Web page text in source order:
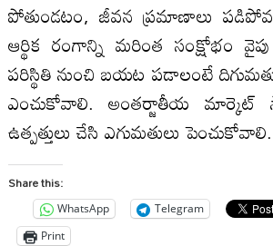
పోతుండటం, జీవన ప్రమాణాలు
ఆర్థిక రంగాన్ని మరింత సంక్షోభం
పరిస్థితి నుంచి బయట పడాలంటే
ఎంచుకోవాలి. అంతర్జాతీయ
ఉత్పత్తులు చేసి ఎగుమతులు పెంచుకోవాలి.
Share this:
WhatsApp Telegram
Print